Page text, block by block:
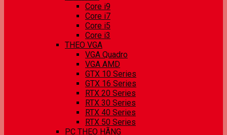
Core i9
Core i7
Core i5
Core i3
THEO VGA
VGA Quadro
VGA AMD
GTX 10 Series
GTX 16 Series
RTX 20 Series
RTX 30 Series
RTX 40 Series
RTX 50 Series
PC THEO HÃNG